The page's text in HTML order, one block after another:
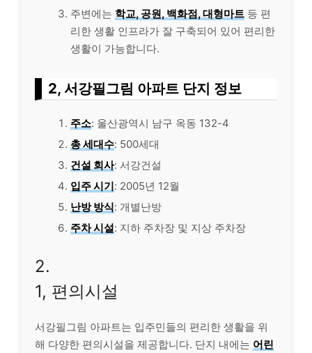
주변에는 학교, 공원, 백화점, 대형마트 등 편
리한 생활 인프라가 잘 구축되어 있어 편리한
생활이 가능합니다.
2, 서강필그림 아파트 단지 정보
주소: 울산광역시 남구 옥동 132-4
총 세대수: 500세대
건설 회사: 서강건설
입주 시기: 2005년 12월
난방 방식: 개별난방
주차 시설: 지하 주차장 및 지상 주차장
2.
1, 편의시설
서강필그림 아파트는 입주민들의 편리한 생활을 위
해 다양한 편의시설을 제공합니다. 단지 내에는 어린